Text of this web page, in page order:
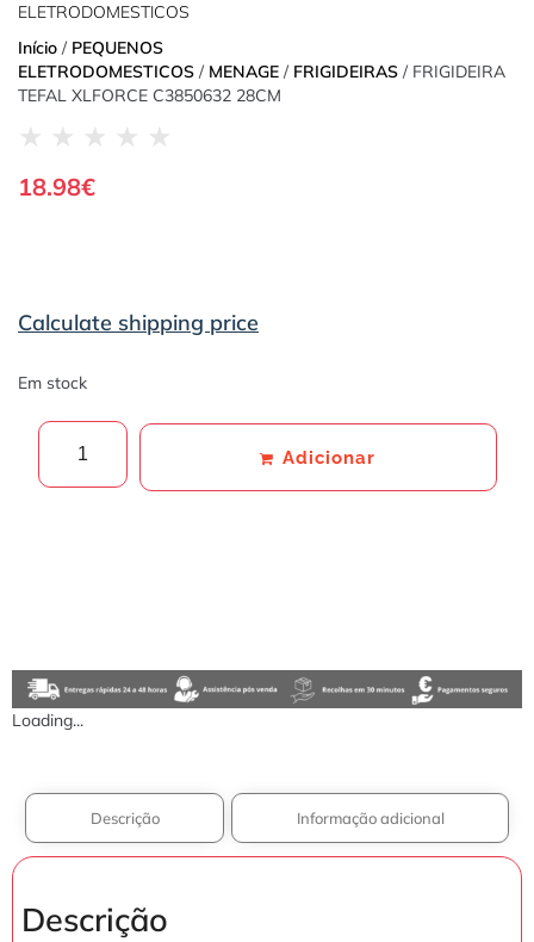
ELETRODOMESTICOS
Início / PEQUENOS
ELETRODOMESTICOS / MENAGE / FRIGIDEIRAS / FRIGIDEIRA
TEFAL XLFORCE C3850632 28CM
★ ★ ★ ★ ★
18.98€
Calculate shipping price
Em stock
Adicionar
Loading...
Descrição Informação adicional
Descrição